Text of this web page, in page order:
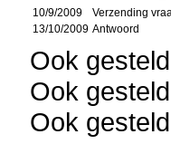
10/9/2009 Verzending
13/10/2009 Antwoord
Ook
Ook
Ook